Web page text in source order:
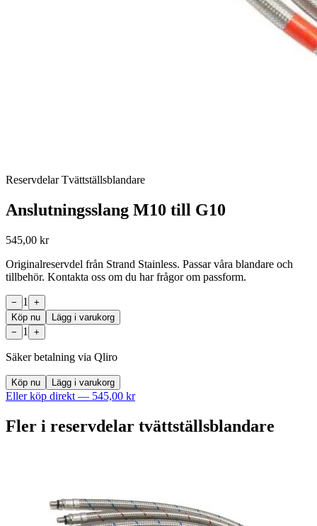
Reservdelar Tvättställsblandare
Anslutningsslang M10 till G10
545,00 kr
Originalreservdel från Strand Stainless. Passar våra blandare och
tillbehör. Kontakta oss om du har frågor om passform.
− 1
+
Köp nu
Lägg i varukorg
−
1 +
Säker betalning via Qliro
Köp nu Lägg i varukorg
Eller köp direkt — 545,00 kr
Fler i reservdelar tvättställsblandare